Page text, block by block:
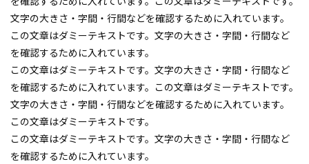
文字の大きさ・字間・行間などを確認するために入れています。
この文章はダミーテキストです。文字の大きさ・字間・行間など
を確認するために入れています。
この文章はダミーテキストです。文字の大きさ・字間・行間など
を確認するために入れています。この文章はダミーテキストです。
文字の大きさ・字間・行間などを確認するために入れています。
この文章はダミーテキストです。
この文章はダミーテキストです。文字の大きさ・字間・行間など
を確認するために入れています。